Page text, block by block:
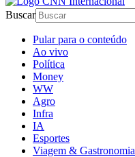
Buscar
Pular para o conteúdo
Ao vivo
Política
Money
WW
Agro
Infra
IA
Esportes
Viagem & Gastronomia